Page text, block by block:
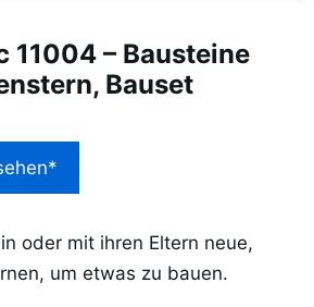
11004 – Bausteine
Bauset
oder mit ihren Eltern neue,
um etwas zu bauen.